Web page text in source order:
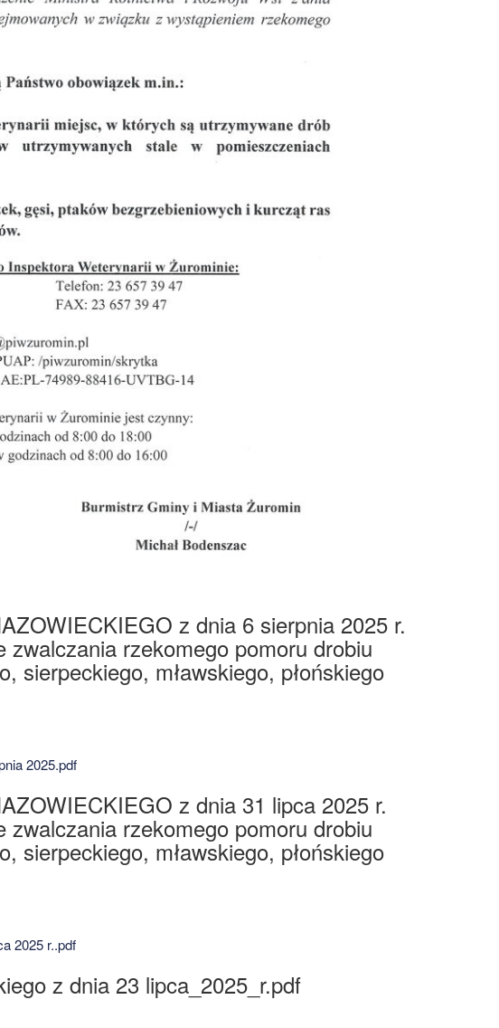
z dnia 6 sierpnia 2025 r.
rzekomego pomoru drobiu
sierpeckiego, mławskiego, płońskiego
2025.pdf
z dnia 31 lipca 2025 r.
rzekomego pomoru drobiu
sierpeckiego, mławskiego, płońskiego
2025 r..pdf
z dnia 23 lipca_2025_r.pdf